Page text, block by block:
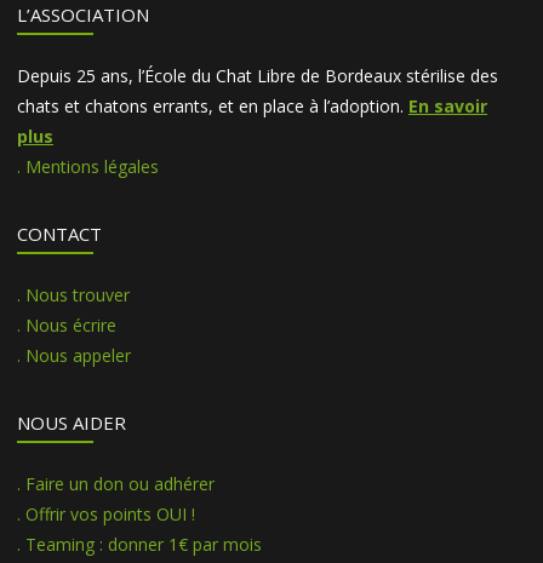
L’ASSOCIATION
Depuis 25 ans, l’École du Chat Libre de Bordeaux stérilise des
chats et chatons errants, et en place à l’adoption. En savoir
plus
. Mentions légales
CONTACT
. Nous trouver
. Nous écrire
. Nous appeler
NOUS AIDER
. Faire un don ou adhérer
. Offrir vos points OUI !
. Teaming : donner 1€ par mois